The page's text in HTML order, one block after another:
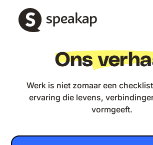
Ons
Werk is niet zomaar een
ervaring die levens,
vormgeeft.